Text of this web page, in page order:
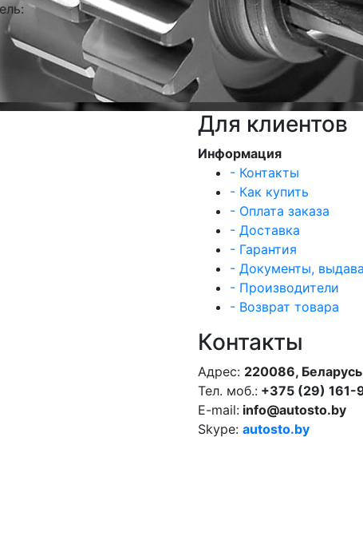
Для клиентов
Информация
- Контакты
- Как купить
- Оплата заказа
- Доставка
- Гарантия
- Документы,
- Производители
- Возврат товара
Контакты
Адрес: 220086,
Тел. моб.: +375 (29) 161-
E-mail: info@autosto.by
Skype: autosto.by